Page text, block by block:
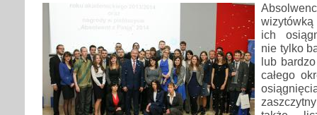
ich
nie tylko
lub
całego